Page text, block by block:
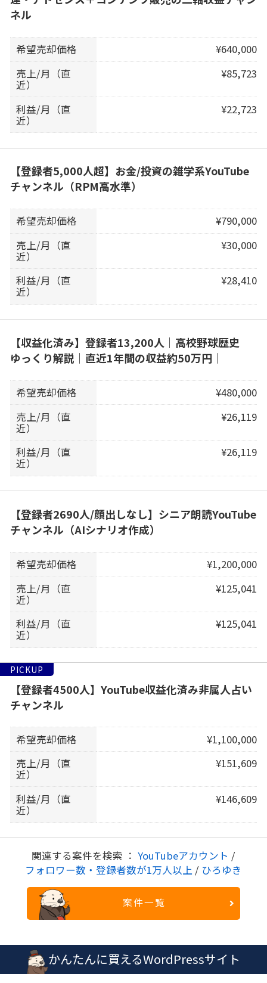
ネル
希望売却価格
¥640,000
売上/月（直
近）
¥85,723
利益/月（直
近）
¥22,723
【登録者5,000人超】お金/投資の雑学系YouTube
チャンネル（RPM高水準）
希望売却価格
¥790,000
売上/月（直
近）
¥30,000
利益/月（直
近）
¥28,410
【収益化済み】登録者13,200人｜高校野球歴史
ゆっくり解説｜直近1年間の収益約50万円｜
希望売却価格
¥480,000
売上/月（直
近）
¥26,119
利益/月（直
近）
¥26,119
【登録者2690人/顔出しなし】シニア朗読YouTube
チャンネル（AIシナリオ作成）
希望売却価格
¥1,200,000
売上/月（直
近）
¥125,041
利益/月（直
近）
¥125,041
PICKUP
【登録者4500人】YouTube収益化済み非属人占い
チャンネル
希望売却価格
¥1,100,000
売上/月（直
近）
¥151,609
利益/月（直
近）
¥146,609
関連する案件を検索 ： YouTubeアカウント /
フォロワー数・登録者数が1万人以上 / ひろゆき
案件一覧
かんたんに買えるWordPressサイト